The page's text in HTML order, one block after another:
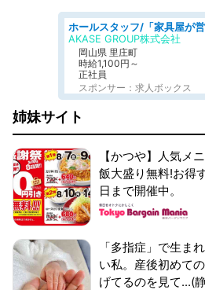
AKASE GROUP株式会社
岡山県 里庄町
時給1,100円～
正社員
スポンサー：求人ボックス
姉妹サイト
【かつや】人気メ
飯大盛り無料!お得
日まで開催中。
「多指症」で生ま
い私。産後初めて
げてるのを見て...(